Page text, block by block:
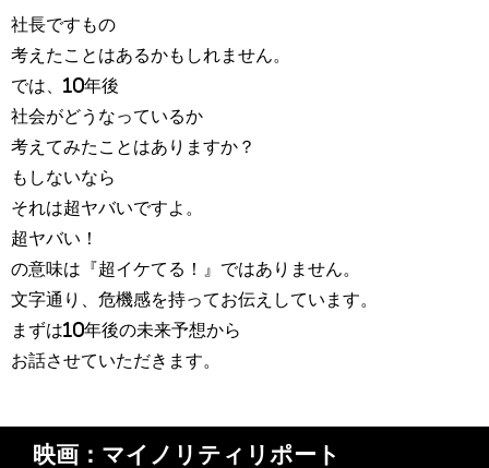
社長ですもの
考えたことはあるかもしれません。
では、10年後
社会がどうなっているか
考えてみたことはありますか？
もしないなら
それは超ヤバいですよ。
超ヤバい！
の意味は『超イケてる！』ではありません。
文字通り、危機感を持ってお伝えしています。
まずは10年後の未来予想から
お話させていただきます。
映画：マイノリティリポート